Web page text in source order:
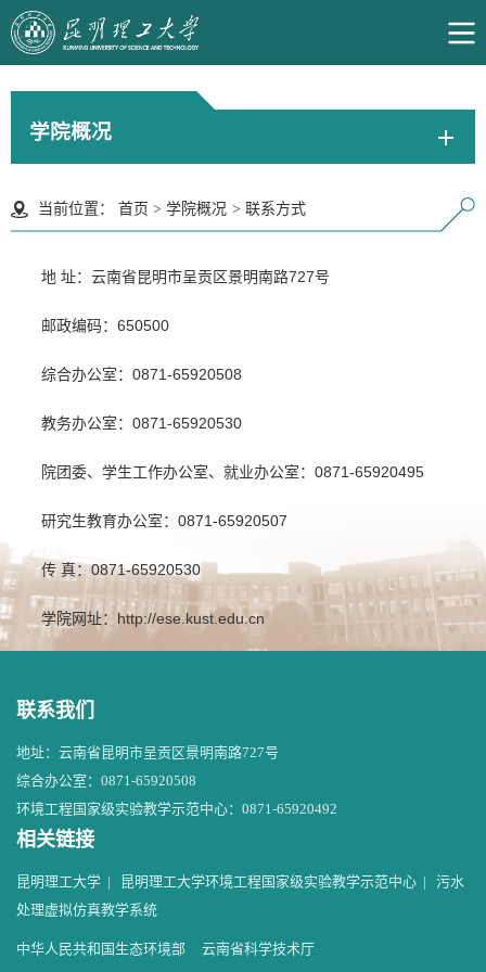
学院概况
当前位置： 首页 > 学院概况 > 联系方式
地 址：云南省昆明市呈贡区景明南路727号
邮政编码：650500
综合办公室：0871-65920508
教务办公室：0871-65920530
院团委、学生工作办公室、就业办公室：0871-65920495
研究生教育办公室：0871-65920507
传 真：0871-65920530
学院网址： http://ese.kust.edu.cn
联系我们
地址：云南省昆明市呈贡区景明南路727号
综合办公室：0871-65920508
环境工程国家级实验教学示范中心：0871-65920492
相关链接
昆明理工大学 | 昆明理工大学环境工程国家级实验教学示范中心 | 污水
处理虚拟仿真教学系统
中华人民共和国生态环境部 云南省科学技术厅